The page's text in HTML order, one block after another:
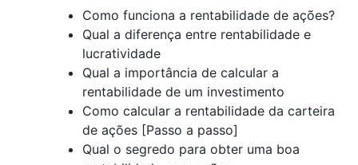
Como funciona a rentabilidade de ações?
Qual a diferença entre rentabilidade e
lucratividade
Qual a importância de calcular a
rentabilidade de um investimento
Como calcular a rentabilidade da carteira
de ações [Passo a passo]
Qual o segredo para obter uma boa